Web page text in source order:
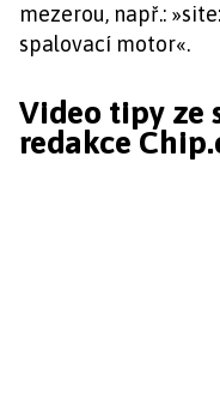
mezerou, např.:
spalovací motor«.
Video tipy ze
redakce